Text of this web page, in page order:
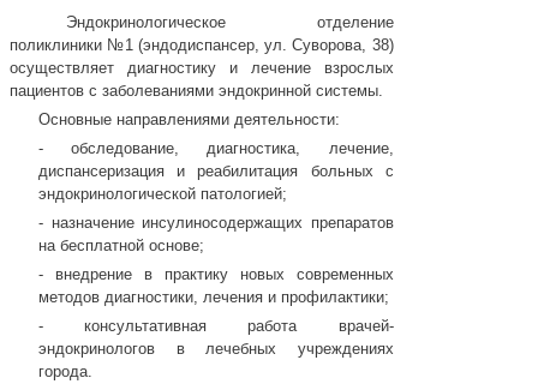
Эндокринологическое отделение
поликлиники №1 (эндодиспансер, ул. Суворова, 38)
осуществляет диагностику и лечение взрослых
пациентов с заболеваниями эндокринной системы.
Основные направлениями деятельности:
- обследование, диагностика, лечение,
диспансеризация и реабилитация больных с
эндокринологической патологией;
- назначение инсулиносодержащих препаратов
на бесплатной основе;
- внедрение в практику новых современных
методов диагностики, лечения и профилактики;
- консультативная работа врачей-
эндокринологов в лечебных учреждениях
города.